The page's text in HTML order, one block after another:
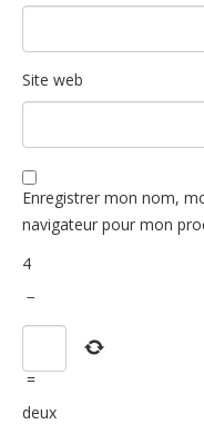
Site web
Enregistrer mon nom,
navigateur pour mon
4
−
=
deux